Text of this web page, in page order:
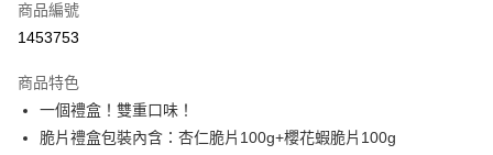
超商取貨付款
Google Pay
ATM付款
商品編號
1453753
商品特色
一個禮盒！雙重口味！
脆片禮盒包裝內含：杏仁脆片100g+櫻花蝦脆片100g